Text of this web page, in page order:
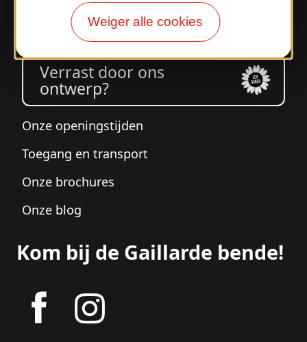
Weiger alle cookies
Informatie
Verrast door ons
ontwerp?
Onze openingstijden
Toegang en transport
Onze brochures
Onze blog
Kom bij de Gaillarde bende!